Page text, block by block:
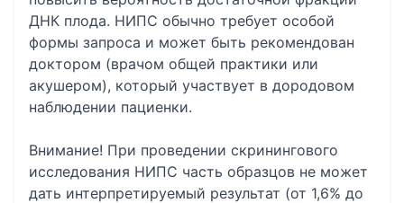
ДНК плода. НИПС обычно требует особой
формы запроса и может быть рекомендован
доктором (врачом общей практики или
акушером), который участвует в дородовом
наблюдении пациенки.
Внимание! При проведении скринингового
исследования НИПС часть образцов не может
дать интерпретируемый результат (от 1,6% до